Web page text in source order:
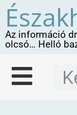
Az információ
olcsó… Helló